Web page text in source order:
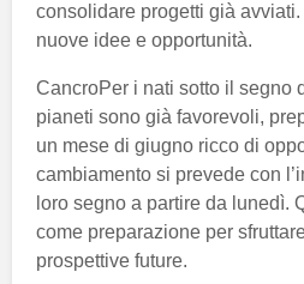
consolidare progetti già
nuove idee e opportunità.
CancroPer i nati sotto il segno
pianeti sono già favorevoli,
un mese di giugno ricco di
cambiamento si prevede con
loro segno a partire da lunedì.
come preparazione per
prospettive future.